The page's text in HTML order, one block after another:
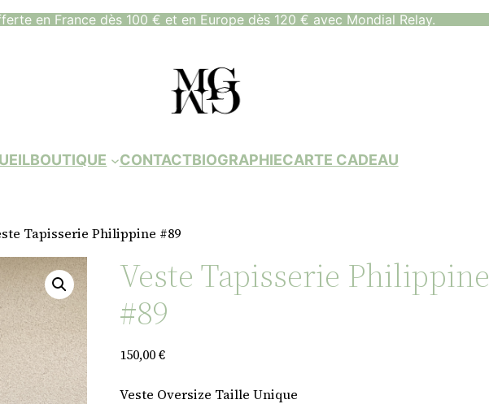
en France dès 100 € et en Europe dès 120 € avec Mondial Relay.
BOUTIQUE CONTACTBIOGRAPHIECARTE CADEAU
Tapisserie Philippine #89
Veste Tapisserie Philippine
#89
150,00€
Veste Oversize Taille Unique